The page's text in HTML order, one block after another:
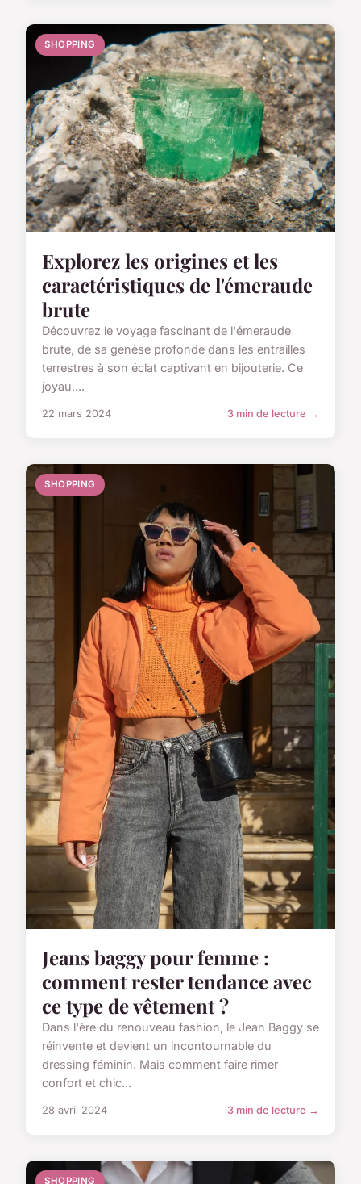
SHOPPING
Explorez les origines et les
caractéristiques de l'émeraude
brute
Découvrez le voyage fascinant de l'émeraude
brute, de sa genèse profonde dans les entrailles
terrestres à son éclat captivant en bijouterie. Ce
joyau,...
22 mars 2024 3 min de lecture →
SHOPPING
Jeans baggy pour femme :
comment rester tendance avec
ce type de vêtement ?
Dans l'ère du renouveau fashion, le Jean Baggy se
réinvente et devient un incontournable du
dressing féminin. Mais comment faire rimer
confort et chic...
28 avril 2024 3 min de lecture →
SHOPPING